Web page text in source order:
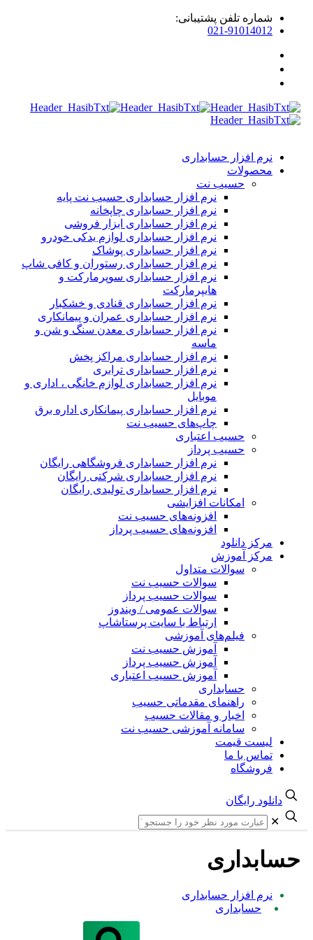
تلفن پشتیبانی:
021-
افزار حسابداری
حسیب نت
نرم افزار حسابداری حسیب نت پایه
نرم افزار حسابداری چاپخانه
نرم افزار حسابداری ابزار فروشی
نرم افزار حسابداری لوازم یدکی خودرو
نرم افزار حسابداری پوشاک
نرم افزار حسابداری رستوران و کافی شاپ
نرم افزار حسابداری سوپرمارکت و
هایپرمارکت
نرم افزار حسابداری قنادی و خشکبار
نرم افزار حسابداری عمران و پیمانکاری
نرم افزار حسابداری معدن سنگ و شن و
نرم افزار حسابداری مراکز پخش
نرم افزار حسابداری ترابری
نرم افزار حسابداری لوازم خانگی ، اداری و
نرم افزار حسابداری پیمانکاری اداره برق
چاپ‌های حسیب نت
حسیب اعتباری
حسیب پرداز
نرم افزار حسابداری فروشگاهی رایگان
نرم افزار حسابداری شرکتی رایگان
نرم افزار حسابداری تولیدی رایگان
امکانات افزایشی
افزونه‌های حسیب نت
افزونه‌های حسیب پرداز
دانلود
آموزش
سوالات متداول
سوالات حسیب نت
سوالات حسیب پرداز
سوالات عمومی / ویندوز
ارتباط با سایت پرستاشاپ
فیلم‌های آموزشی
آموزش حسیب نت
آموزش حسیب پرداز
آموزش حسیب اعتباری
حسابداری
راهنمای مقدماتی حسیب
اخبار و مقالات حسیب
سامانه آموزشی حسیب نت
قیمت
با ما
رایگان
افزار حسابداری
حسابداری